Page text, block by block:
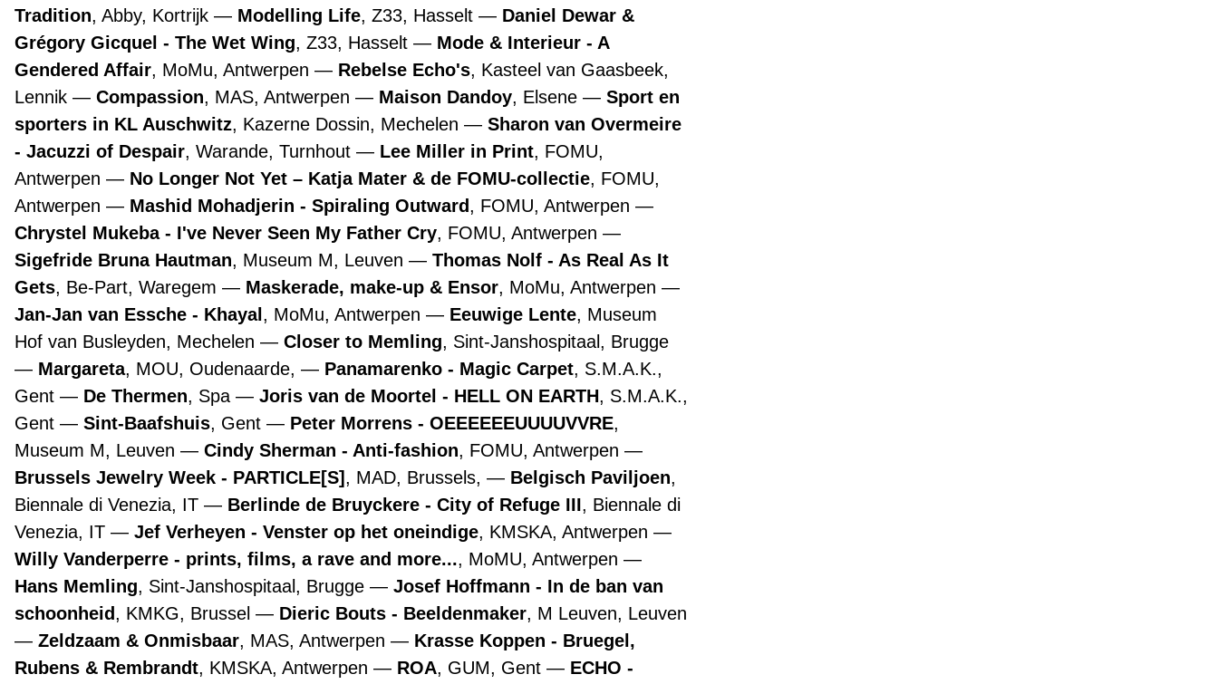
Tradition, Abby, Kortrijk Modelling Life, Z33, Hasselt
Daniel Dewar &
Grégory Gicquel - The Wet Wing, Z33, Hasselt
Mode & Interieur - A
Gendered Affair, MoMu, Antwerpen Rebelse Echo's, Kasteel van Gaasbeek,
Lennik
Compassion, MAS, Antwerpen Maison Dandoy, Elsene
Sport en
sporters in KL Auschwitz, Kazerne Dossin, Mechelen
Sharon van Overmeire
- Jacuzzi of Despair, Warande, Turnhout Lee Miller in Print, FOMU,
Antwerpen
No Longer Not Yet – Katja Mater & de FOMU-collectie, FOMU,
Antwerpen
Mashid Mohadjerin - Spiraling Outward, FOMU, Antwerpen
Chrystel Mukeba - I've Never Seen My Father Cry, FOMU, Antwerpen
Sigefride Bruna Hautman, Museum M, Leuven
Thomas Nolf - As Real As It
Gets, Be-Part, Waregem Maskerade, make-up & Ensor, MoMu, Antwerpen
Jan-Jan van Essche - Khayal , MoMu, Antwerpen Eeuwige Lente, Museum
Hof van Busleyden, Mechelen
Closer to Memling, Sint-Janshospitaal, Brugge
Margareta, MOU, Oudenaarde, Panamarenko - Magic Carpet, S.M.A.K.,
Gent
De Thermen, Spa Joris van de Moortel - HELL ON EARTH, S.M.A.K.,
Gent
Sint-Baafshuis, Gent Peter Morrens - OEEEEEEUUUUVVRE,
Museum M, Leuven
Cindy Sherman - Anti-fashion, FOMU, Antwerpen
Brussels Jewelry Week - PARTICLE[S] , MAD, Brussels, Belgisch Paviljoen,
Biennale di Venezia, IT
Berlinde de Bruyckere - City of Refuge III, Biennale di
Venezia, IT
Jef Verheyen - Venster op het oneindige, KMSKA, Antwerpen
Willy Vanderperre - prints, films, a rave and more..., MoMU, Antwerpen
Hans Memling, Sint-Janshospitaal, Brugge
Josef Hoffmann - In de ban van
schoonheid, KMKG, Brussel Dieric Bouts - Beeldenmaker, M Leuven, Leuven
Zeldzaam & Onmisbaar, MAS, Antwerpen
Krasse Koppen - Bruegel,
Rubens & Rembrandt, KMSKA, Antwerpen ROA, GUM, Gent
ECHO -